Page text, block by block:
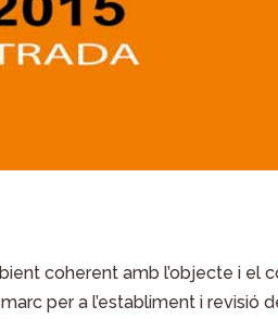
coherent amb l’objecte i el
per a l’establiment i revisió